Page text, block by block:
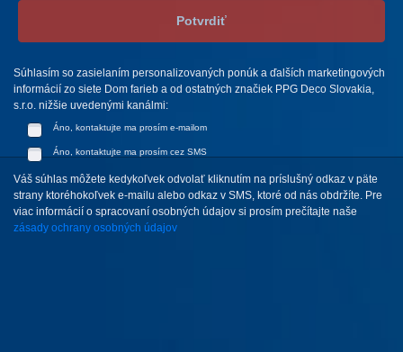
Potvrdiť
Súhlasím so zasielaním personalizovaných ponúk a ďalších marketingových
informácií zo siete Dom farieb a od ostatných značiek PPG Deco Slovakia,
s.r.o. nižšie uvedenými kanálmi:
Áno, kontaktujte ma prosím e-mailom
Áno, kontaktujte ma prosím cez SMS
Váš súhlas môžete kedykoľvek odvolať kliknutím na príslušný odkaz v päte
strany ktoréhokoľvek e-mailu alebo odkaz v SMS, ktoré od nás obdržíte. Pre
viac informácií o spracovaní osobných údajov si prosím prečítajte naše
zásady ochrany osobných údajov